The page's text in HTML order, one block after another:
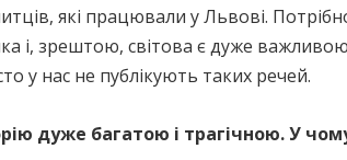
які працювали у Львові.
і, зрештою, світова є дуже
у нас не публікують таких речей.
дуже багатою і трагічною. У